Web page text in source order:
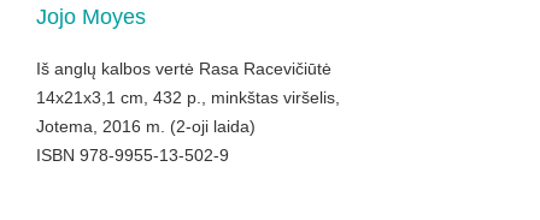
Jojo Moyes
Iš anglų kalbos vertė Rasa Racevičiūtė
14x21x3,1 cm, 432 p., minkštas viršelis,
Jotema, 2016 m. (2-oji laida)
ISBN 978-9955-13-502-9